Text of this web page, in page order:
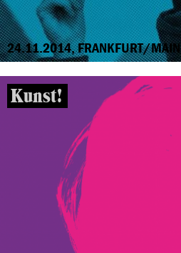
24.11.2014, FRANKFURT/MAIN
Kunst!